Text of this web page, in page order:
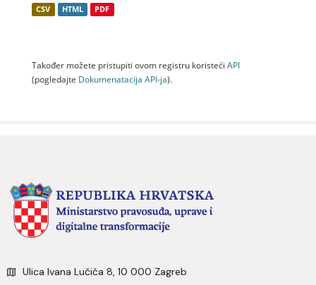
CSV HTML PDF
Također možete pristupiti ovom registru koristeći API
(pogledajte Dokumenаtаcijа API-jа).